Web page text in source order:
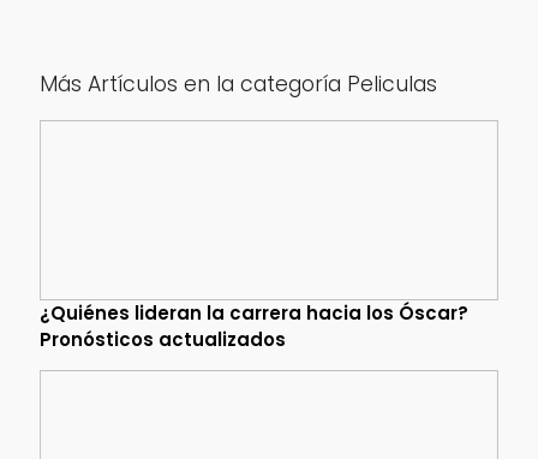
Más Artículos en la categoría Peliculas
¿Quiénes lideran la carrera hacia los Óscar?
Pronósticos actualizados